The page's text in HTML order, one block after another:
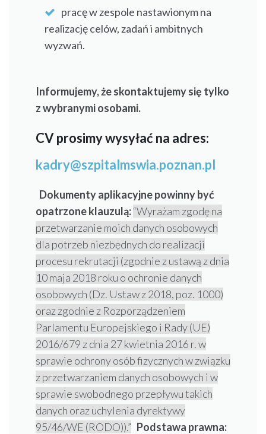
pracę w zespole nastawionym na
realizację celów, zadań i ambitnych
wyzwań.
Informujemy, że skontaktujemy się tylko
z wybranymi osobami.
CV prosimy wysyłać na adres:
kadry@szpitalmswia.poznan.pl
Dokumenty aplikacyjne powinny być
opatrzone klauzulą:“Wyrażam zgodę na
przetwarzanie moich danych osobowych
dla potrzeb niezbędnych do realizacji
procesu rekrutacji (zgodnie z ustawą z dnia
10 maja 2018 roku o ochronie danych
osobowych (Dz. Ustaw z 2018, poz. 1000)
oraz zgodnie z Rozporządzeniem
Parlamentu Europejskiego i Rady (UE)
2016/679 z dnia 27 kwietnia 2016 r. w
sprawie ochrony osób fizycznych w związku
z przetwarzaniem danych osobowych i w
sprawie swobodnego przepływu takich
danych oraz uchylenia dyrektywy
95/46/WE (RODO)).” Podstawa prawna: